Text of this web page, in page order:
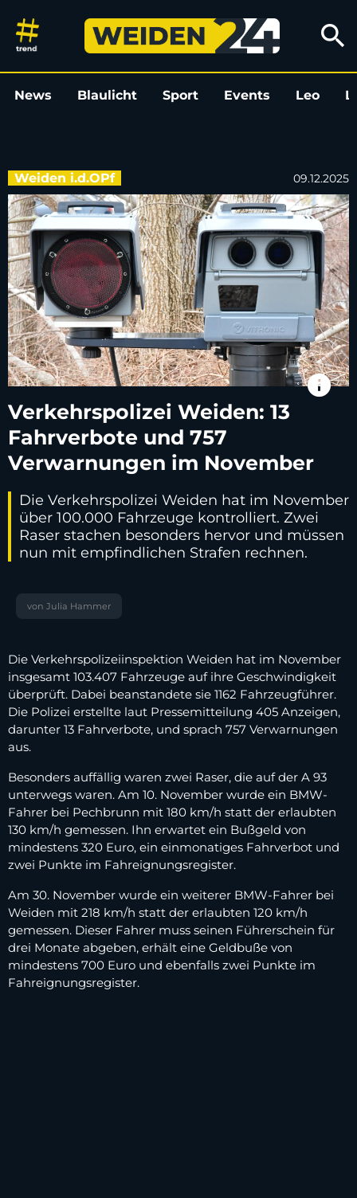
Verkehrspolizei Weiden: 13
search
News Blaulicht Sport Events Leo
Weiden i.d.OPf 09.12.2025
info
Verkehrspolizei Weiden: 13
Fahrverbote und 757
Verwarnungen im November
Die Verkehrspolizei Weiden hat im November
über 100.000 Fahrzeuge kontrolliert. Zwei
Raser stachen besonders hervor und müssen
nun mit empfindlichen Strafen rechnen.
von Julia Hammer
Die Verkehrspolizeiinspektion Weiden hat im November
insgesamt 103.407 Fahrzeuge auf ihre Geschwindigkeit
überprüft. Dabei beanstandete sie 1162 Fahrzeugführer.
Die Polizei erstellte laut Pressemitteilung 405 Anzeigen,
darunter 13 Fahrverbote, und sprach 757 Verwarnungen
aus.
Besonders auffällig waren zwei Raser, die auf der A 93
unterwegs waren. Am 10. November wurde ein BMW-
Fahrer bei Pechbrunn mit 180 km/h statt der erlaubten
130 km/h gemessen. Ihn erwartet ein Bußgeld von
mindestens 320 Euro, ein einmonatiges Fahrverbot und
zwei Punkte im Fahreignungsregister.
Am 30. November wurde ein weiterer BMW-Fahrer bei
Weiden mit 218 km/h statt der erlaubten 120 km/h
gemessen. Dieser Fahrer muss seinen Führerschein für
drei Monate abgeben, erhält eine Geldbuße von
mindestens 700 Euro und ebenfalls zwei Punkte im
Fahreignungsregister.